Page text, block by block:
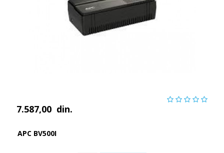
7.587,00 din.
APC BV500I